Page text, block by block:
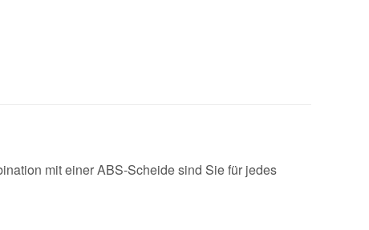
mit einer ABS-Scheide sind Sie für jedes